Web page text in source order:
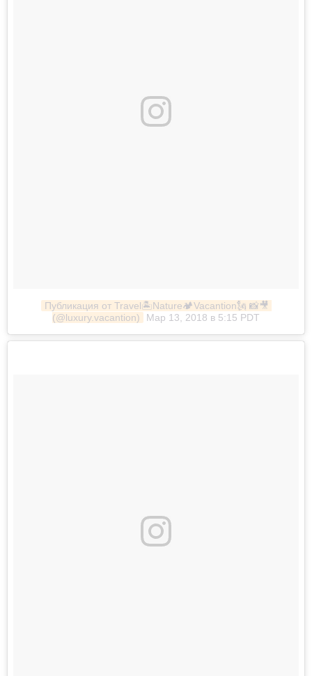
Публикация от Travel🏝Nature🏕Vacantion🗽 📸🎥
(@luxury.vacantion)
Мар 13, 2018 в 5:15 PDT